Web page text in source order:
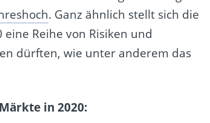
. Ganz ähnlich stellt sich die
Reihe von Risiken und
dürften, wie unter anderem das
in 2020: